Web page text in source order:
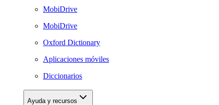
MobiDrive
MobiDrive
Oxford Dictionary
Aplicaciones móviles
Diccionarios
Ayuda y recursos